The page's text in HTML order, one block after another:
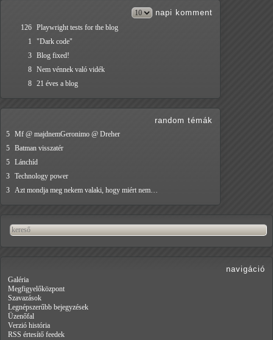
napi komment
126 Playwright tests for the blog
1
"Dark code"
3 Blog fixed!
8 Nem vénnek való vidék
8 21 éves a blog
random témák
5 Mf @ majdnemGeronimo @ Dreher
5 Batman visszatér
5 Lánchíd
3 Technology power
3 Azt mondja meg nekem valaki, hogy miért nem…
navigáció
Galéria
Megfigyelőközpont
Szavazások
Legnépszerűbb bejegyzések
Üzenőfal
Verzió história
RSS értesítő feedek